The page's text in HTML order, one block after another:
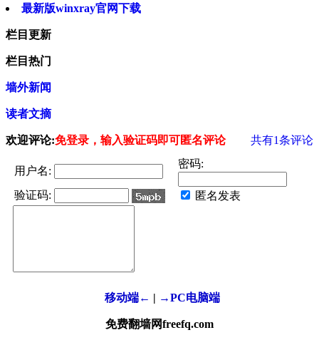
最新版winxray官网下载
栏目更新
栏目热门
墙外新闻
读者文摘
欢迎评论:免登录，输入验证码即可匿名评论 共有1条评论
用户名:
密码:
验证码: 匿名发表
移动端← | →PC电脑端
免费翻墙网freefq.com